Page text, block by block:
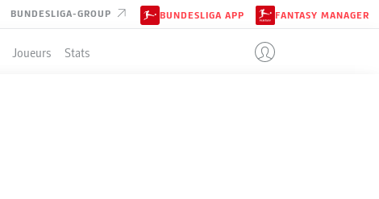
BUNDESLIGA-GROUP BUNDESLIGA APP FANTASY MANAGER
Joueurs Stats